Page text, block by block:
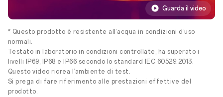
Guarda il video
* Questo prodotto è resistente all’acqua in condizioni d’uso
normali.
Testato in laboratorio in condizioni controllate, ha superato i
livelli IP69, IP68 e IP66 secondo lo standard IEC 60529:2013.
Questo video ricrea l’ambiente di test.
Si prega di fare riferimento alle prestazioni effettive del
prodotto.